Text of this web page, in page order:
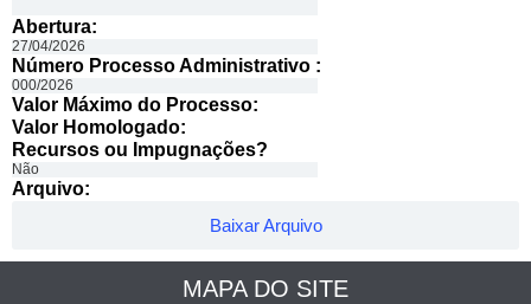
Abertura:
27/04/2026
Número Processo Administrativo :
000/2026
Valor Máximo do Processo: ​
Valor Homologado: ​
Recursos ou Impugnações? ​
Não
Arquivo:
Baixar Arquivo
MAPA DO SITE